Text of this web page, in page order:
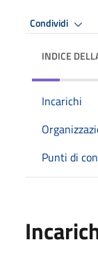
Condividi
INDICE
Incarichi
Punti di